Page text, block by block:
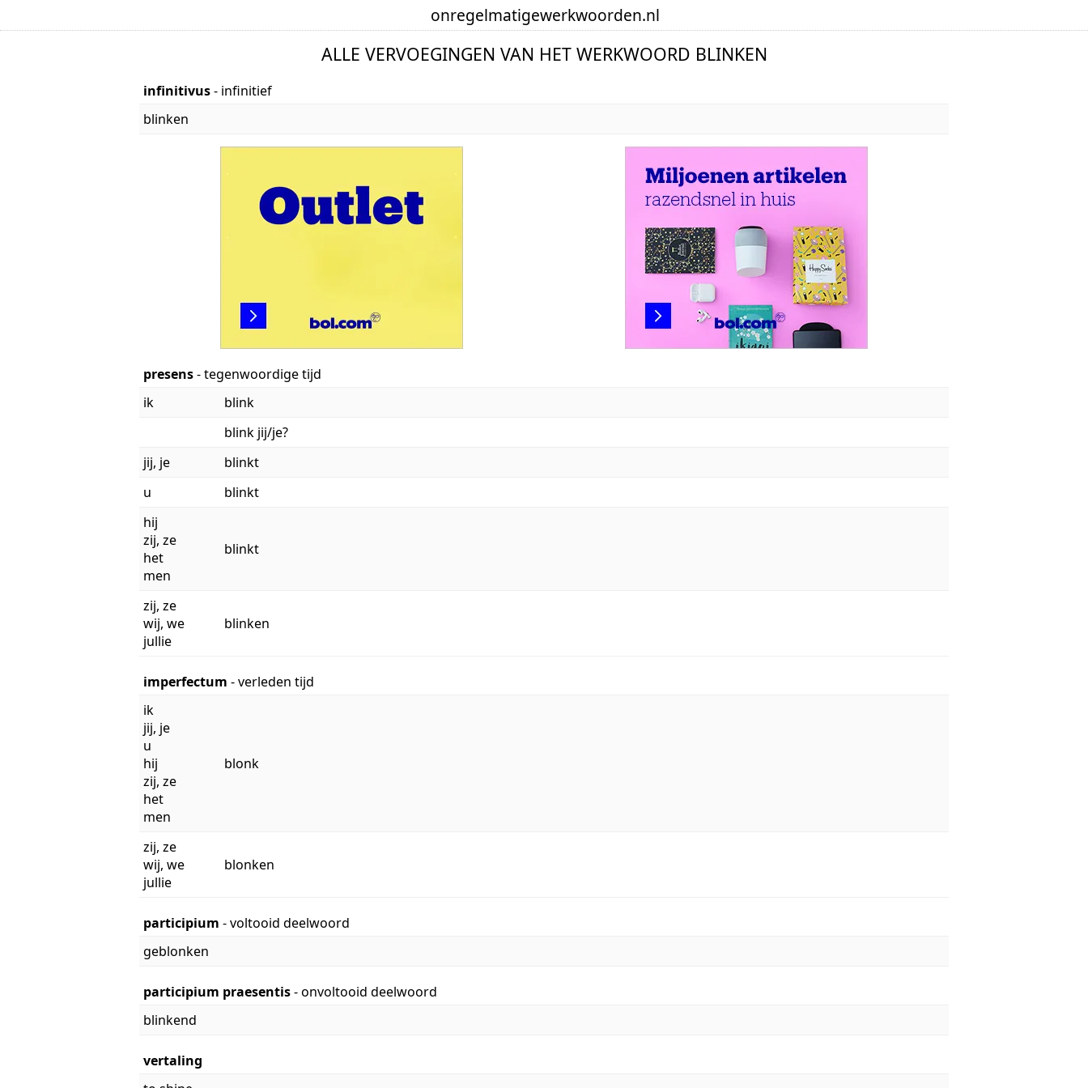
onregelmatigewerkwoorden.nl
ALLE VERVOEGINGEN VAN HET WERKWOORD BLINKEN
infinitivus- infinitief
blinken
presens- tegenwoordige tijd
ik
blink
blink jij/je?
jij, je
blinkt
u
blinkt
hij
zij, ze
het
men
blinkt
zij, ze
wij, we
jullie
blinken
imperfectum - verleden tijd
ik
jij, je
u
hij
zij, ze
het
men
blonk
zij, ze
wij, we
jullie
blonken
participium - voltooid deelwoord
geblonken
participium praesentis- onvoltooid deelwoord
blinkend
vertaling